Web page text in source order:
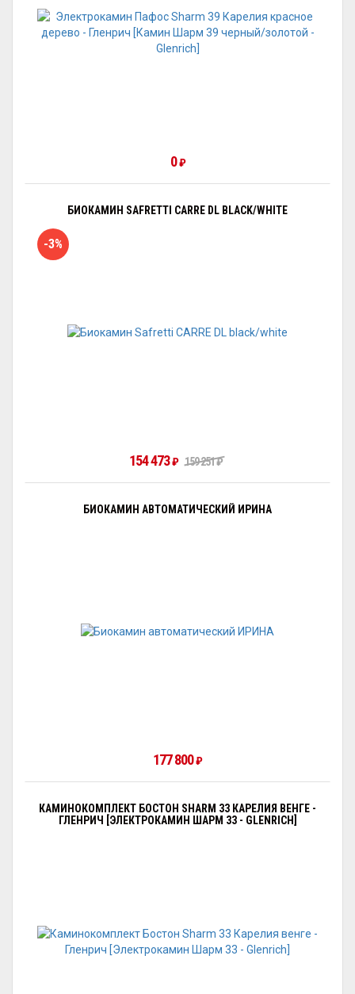
0₽
БИОКАМИН SAFRETTI CARRE DL BLACK/WHITE
-3%
154 473₽ 159 251₽
БИОКАМИН АВТОМАТИЧЕСКИЙ ИРИНА
177 800₽
КАМИНОКОМПЛЕКТ БОСТОН SHARM 33 КАРЕЛИЯ ВЕНГЕ -
ГЛЕНРИЧ [ЭЛЕКТРОКАМИН ШАРМ 33 - GLENRICH]